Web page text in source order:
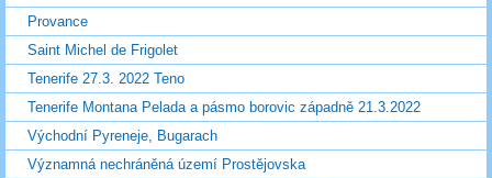
Provance
Saint Michel de Frigolet
Tenerife 27.3. 2022 Teno
Tenerife Montana Pelada a pásmo borovic západně 21.3.2022
Východní Pyreneje, Bugarach
Významná nechráněná území Prostějovska